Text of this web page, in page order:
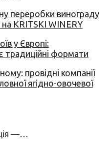
переробки винограду
KRITSKI WINERY
у Європі:
традиційні формати
провідні компанії
ягідно-овочевої
—…